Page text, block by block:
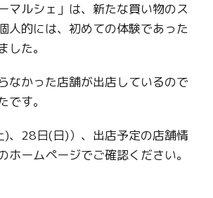
マルシェ」は、新たな買い物のス
人的には、初めての体験であった
した。
なかった店舗が出店しているので
です。
、28日(日)）、出店予定の店舗情
ホームページでご確認ください。